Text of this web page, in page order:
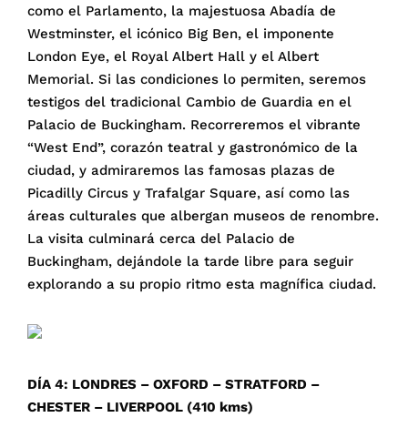
como el Parlamento, la majestuosa Abadía de
Westminster, el icónico Big Ben, el imponente
London Eye, el Royal Albert Hall y el Albert
Memorial. Si las condiciones lo permiten, seremos
testigos del tradicional Cambio de Guardia en el
Palacio de Buckingham. Recorreremos el vibrante
“West End”, corazón teatral y gastronómico de la
ciudad, y admiraremos las famosas plazas de
Picadilly Circus y Trafalgar Square, así como las
áreas culturales que albergan museos de renombre.
La visita culminará cerca del Palacio de
Buckingham, dejándole la tarde libre para seguir
explorando a su propio ritmo esta magnífica ciudad.
DÍA 4: LONDRES – OXFORD – STRATFORD –
CHESTER – LIVERPOOL (410 kms)